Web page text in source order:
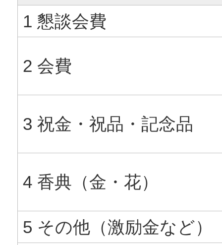
1 懇談会費
2 会費
3 祝金・祝品・記念品
4 香典（金・花）
5 その他（激励金など）